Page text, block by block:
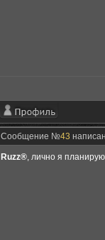
Сообщение №43
Ruzz®, лично я